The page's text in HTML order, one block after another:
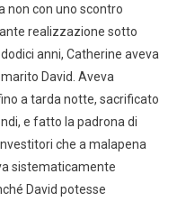
non con uno scontro
realizzazione sotto
anni, Catherine aveva
David. Aveva
a tarda notte, sacrificato
e fatto la padrona di
che a malapena
sistematicamente
David potesse